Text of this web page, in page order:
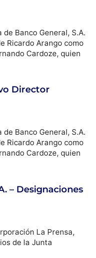
Banco General, S.A.
Ricardo Arango como
Cardoze, quien
Director
Banco General, S.A.
Ricardo Arango como
Cardoze, quien
– Designaciones
La Prensa,
de la Junta